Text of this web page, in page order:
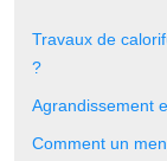
Travaux de
?
Agrandissement
Comment un